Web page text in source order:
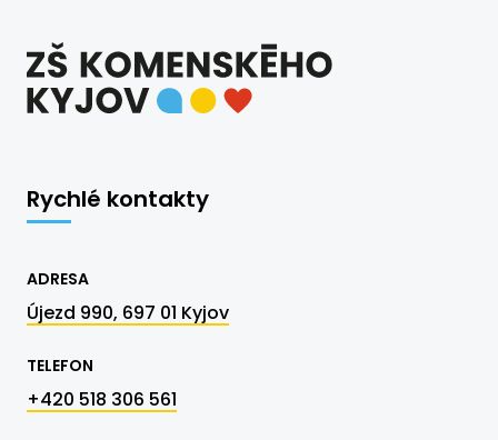
Rychlé kontakty
ADRESA
Újezd 990, 697 01 Kyjov
TELEFON
+420 518 306 561